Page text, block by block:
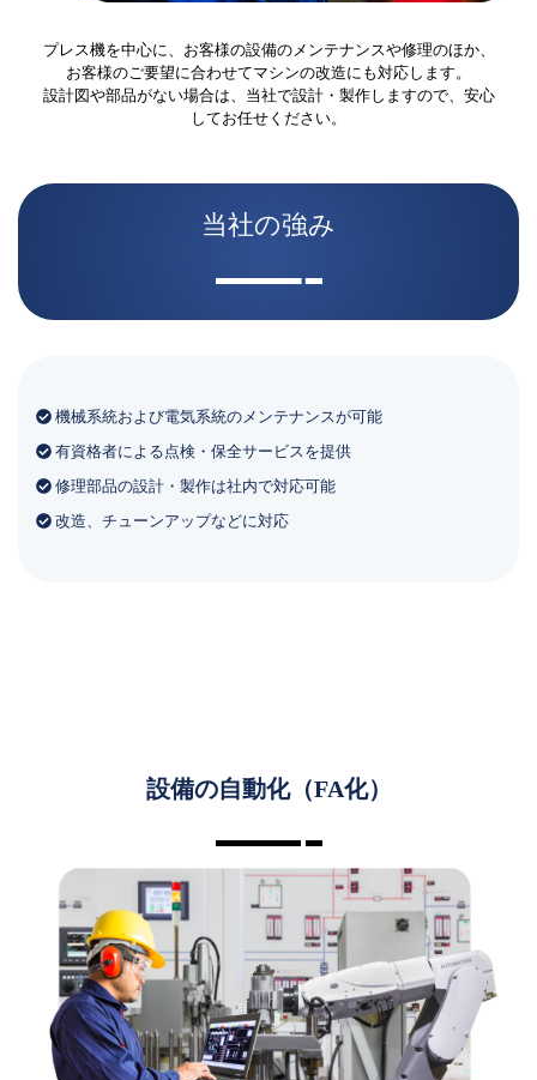
プレス機を中心に、お客様の設備のメンテナンスや修理のほか、
お客様のご要望に合わせてマシンの改造にも対応します。
設計図や部品がない場合は、当社で設計・製作しますので、安心
してお任せください。
当社の強み
機械系統および電気系統のメンテナンスが可能
有資格者による点検・保全サービスを提供
修理部品の設計・製作は社内で対応可能
改造、チューンアップなどに対応
設備の自動化（FA化）